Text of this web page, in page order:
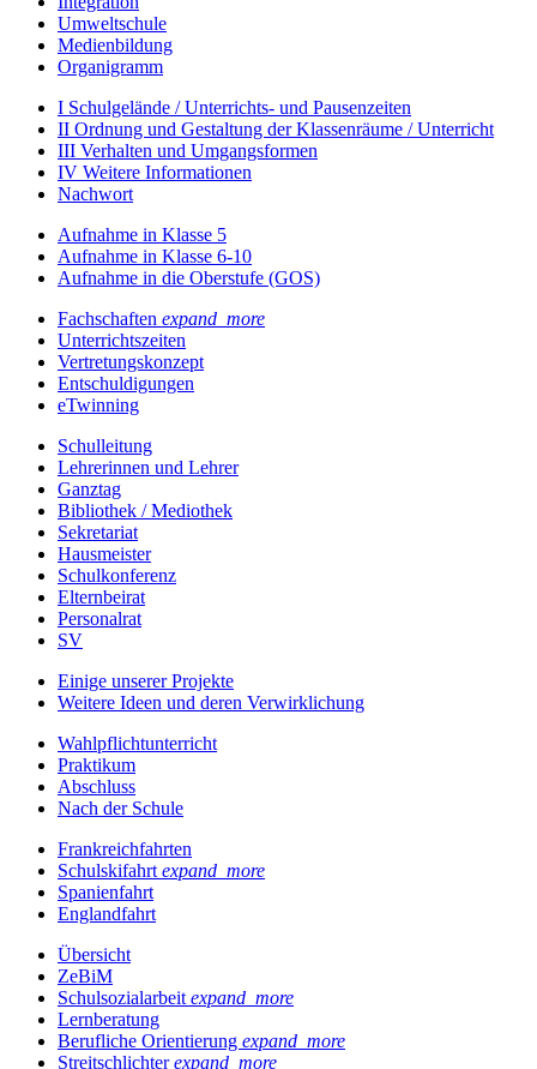
Umweltschule
Medienbildung
Organigramm
I Schulgelände / Unterrichts- und Pausenzeiten
II Ordnung und Gestaltung der Klassenräume / Unterricht
III Verhalten und Umgangsformen
IV Weitere Informationen
Nachwort
Aufnahme in Klasse 5
Aufnahme in Klasse 6-10
Aufnahme in die Oberstufe (GOS)
Fachschaften expand_more
Unterrichtszeiten
Vertretungskonzept
Entschuldigungen
eTwinning
Schulleitung
Lehrerinnen und Lehrer
Ganztag
Bibliothek / Mediothek
Sekretariat
Hausmeister
Schulkonferenz
Elternbeirat
Personalrat
SV
Einige unserer Projekte
Weitere Ideen und deren Verwirklichung
Wahlpflichtunterricht
Praktikum
Abschluss
Nach der Schule
Frankreichfahrten
Schulskifahrt expand_more
Spanienfahrt
Englandfahrt
Übersicht
ZeBiM
Schulsozialarbeit expand_more
Lernberatung
Berufliche Orientierung expand_more
Streitschlichterexpand_more